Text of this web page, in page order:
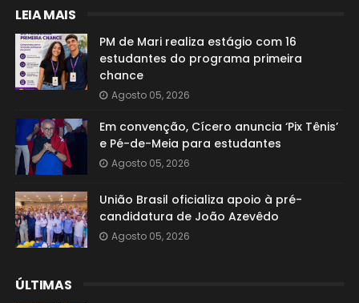
LEIA MAIS
PM de Mari realiza estágio com 16
estudantes do programa primeira
chance
Agosto 05, 2026
Em convenção, Cícero anuncia ‘Pix Tênis’
e Pé-de-Meia para estudantes
Agosto 05, 2026
União Brasil oficializa apoio à pré-
candidatura de João Azevêdo
Agosto 05, 2026
ÚLTIMAS